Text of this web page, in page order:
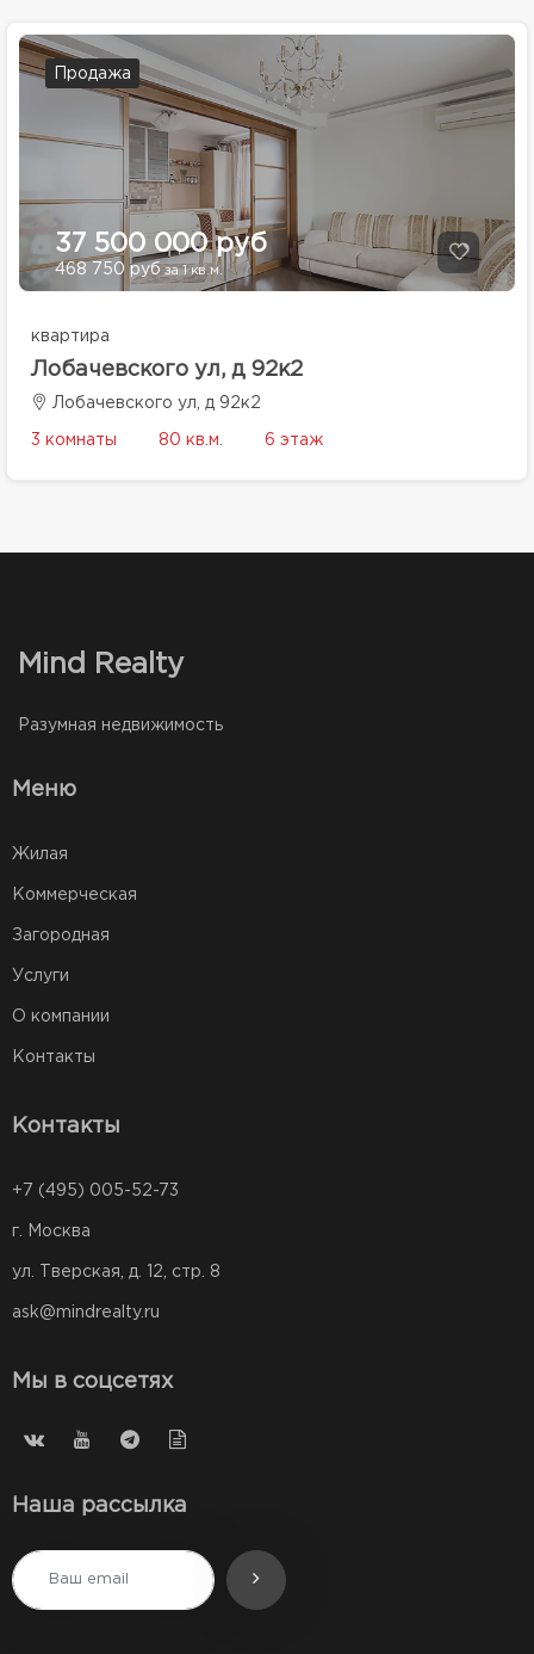
Продажа
37 500 000 руб
468 750 рубза 1 кв.м.
квартира
Лобачевского ул, д 92к2
Лобачевского ул, д 92к2
3 комнаты 80 кв.м. 6 этаж
Mind Realty
Разумная недвижимость
Меню
Жилая
Коммерческая
Загородная
Услуги
О компании
Контакты
Контакты
+7 (495) 005-52-73
г. Москва
ул. Тверская, д. 12, стр. 8
ask@mindrealty.ru
Мы в соцсетях
Наша рассылка